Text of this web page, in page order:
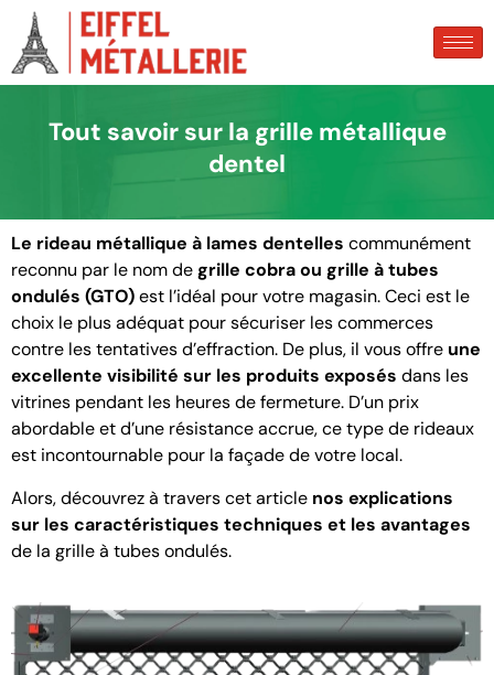
Tout savoir sur la grille métallique
dentel
Le rideau métallique à lames dentelles communément
reconnu par le nom degrille cobra ou grille à tubes
ondulés (GTO)est l’idéal pour votre magasin. Ceci est le
choix le plus adéquat pour sécuriser les commerces
contre les tentatives d’effraction. De plus, il vous offre une
excellente visibilité sur les produits exposés dans les
vitrines pendant les heures de fermeture. D’un prix
abordable et d’une résistance accrue, ce type de rideaux
est incontournable pour la façade de votre local.
Alors, découvrez à travers cet article nos explications
sur les caractéristiques techniques et les avantages
de la grille à tubes ondulés.